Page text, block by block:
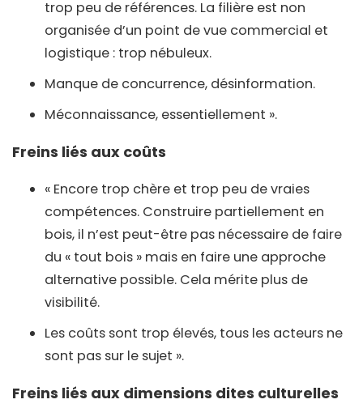
trop peu de références. La filière est non
organisée d’un point de vue commercial et
logistique : trop nébuleux.
Manque de concurrence, désinformation.
Méconnaissance, essentiellement ».
Freins liés aux coûts
« Encore trop chère et trop peu de vraies
compétences. Construire partiellement en
bois, il n’est peut-être pas nécessaire de faire
du « tout bois » mais en faire une approche
alternative possible. Cela mérite plus de
visibilité.
Les coûts sont trop élevés, tous les acteurs ne
sont pas sur le sujet ».
Freins liés aux dimensions dites culturelles